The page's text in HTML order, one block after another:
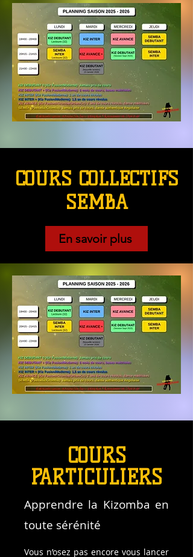
COURS COLLECTIFS
SEMBA
En savoir plus
COURS
PARTICULIERS
Apprendre la Kizomba en
toute sérénité
Vous n’osez pas encore vous lancer